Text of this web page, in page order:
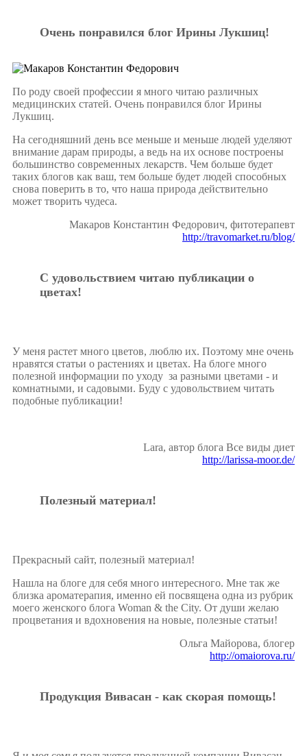
Очень понравился блог Ирины Лукшиц!
По роду своей профессии я много читаю различных
медицинских статей. Очень понравился блог Ирины
Лукшиц.
На сегодняшний день все меньше и меньше людей уделяют
внимание дарам природы, а ведь на их основе построены
большинство современных лекарств. Чем больше будет
таких блогов как ваш, тем больше будет людей способных
снова поверить в то, что наша природа действительно
может творить чудеса.
Макаров Константин Федорович, фитотерапевт
http://travomarket.ru/blog/
С удовольствием читаю публикации о
цветах!
У меня растет много цветов, люблю их. Поэтому мне очень
нравятся статьи о растениях и цветах. На блоге много
полезной информации по уходу за разными цветами - и
комнатными, и садовыми. Буду с удовольствием читать
подобные публикации!
Lara, автор блога Все виды диет
http://larissa-moor.de/
Полезный материал!
Прекрасный сайт, полезный материал!
Нашла на блоге для себя много интересного. Мне так же
близка ароматерапия, именно ей посвящена одна из рубрик
моего женского блога Woman & the City. От души желаю
процветания и вдохновения на новые, полезные статьи!
Ольга Майорова, блогер
http://omaiorova.ru/
Продукция Вивасан - как скорая помощь!